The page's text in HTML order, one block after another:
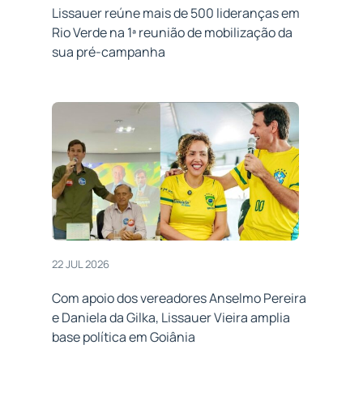
Lissauer reúne mais de 500 lideranças em
Rio Verde na 1ª reunião de mobilização da
sua pré-campanha
22 JUL 2026
Com apoio dos vereadores Anselmo Pereira
e Daniela da Gilka, Lissauer Vieira amplia
base política em Goiânia